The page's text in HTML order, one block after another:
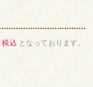
税込 となっております。